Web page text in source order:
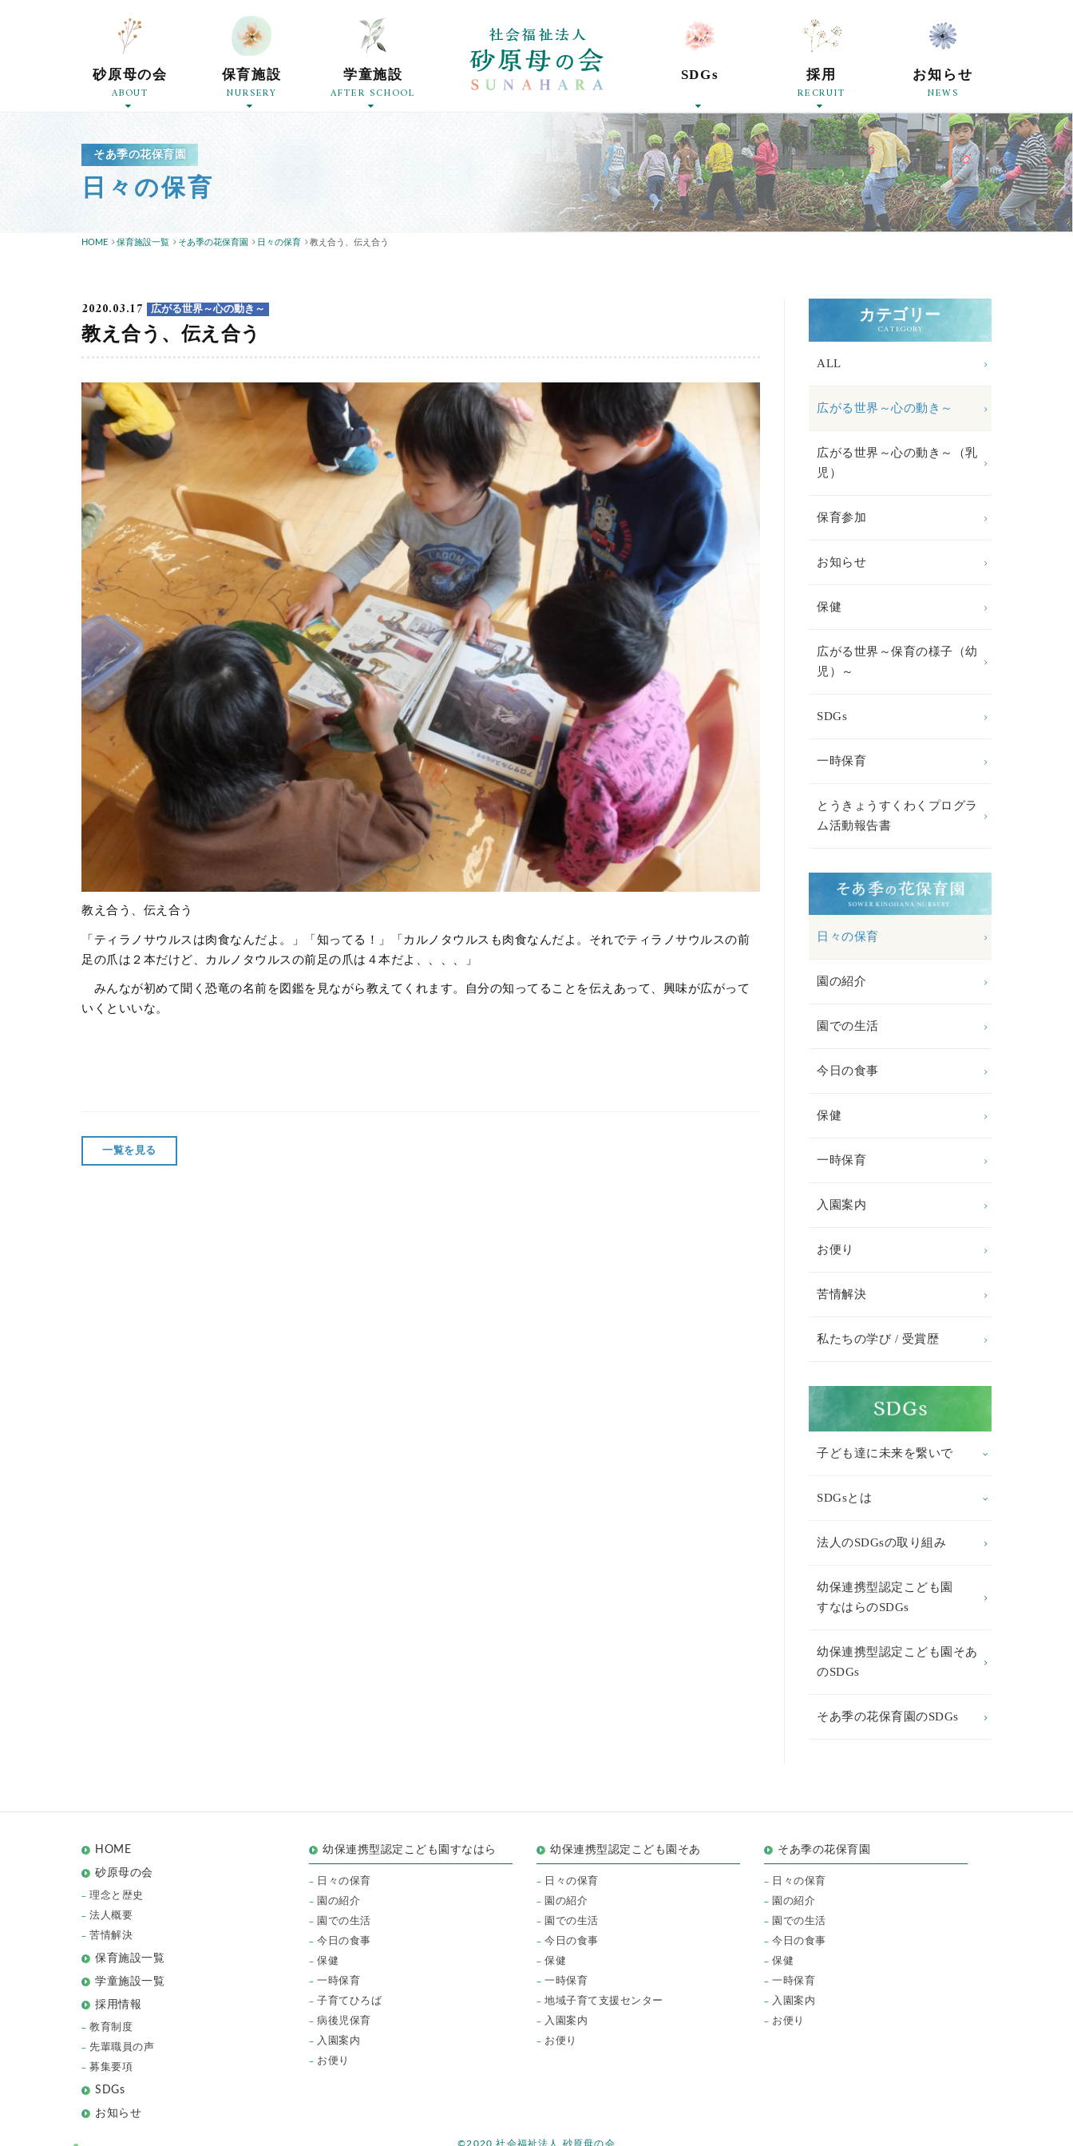
社会福祉法人砂原母の会
砂原母の会
ABOUT
保育施設
NURSERY
学童施設
AFTER SCHOOL
SDGs 採用
RECRUIT
お知らせ
NEWS
そあ季の花保育園
日々の保育
HOME 保育施設一覧 そあ季の花保育園 日々の保育 教え合う、伝え合う
カテゴリー
CATEGORY
ALL
広がる世界～心の動き～
広がる世界～心の動き～（乳
児）
保育参加
お知らせ
保健
広がる世界～保育の様子（幼
児）～
SDGs
一時保育
とうきょうすくわくプログラ
ム活動報告書
日々の保育
園の紹介
園での生活
今日の食事
保健
一時保育
入園案内
お便り
苦情解決
私たちの学び / 受賞歴
子ども達に未来を繋いで
SDGsとは
法人のSDGsの取り組み
幼保連携型認定こども園
すなはらのSDGs
幼保連携型認定こども園そあ
のSDGs
そあ季の花保育園のSDGs
2020.03.17 広がる世界～心の動き～
教え合う、伝え合う
教え合う、伝え合う
「ティラノサウルスは肉食なんだよ。」「知ってる！」「カルノタウルスも肉食なんだよ。それでティラノサウルスの前
足の爪は２本だけど、カルノタウルスの前足の爪は４本だよ、、、、」
みんなが初めて聞く恐竜の名前を図鑑を見ながら教えてくれます。自分の知ってることを伝えあって、興味が広がって
いくといいな。
一覧を見る
HOME
砂原母の会
理念と歴史
法人概要
苦情解決
保育施設一覧
学童施設一覧
採用情報
教育制度
先輩職員の声
募集要項
SDGs
お知らせ
幼保連携型認定こども園すなはら
日々の保育
園の紹介
園での生活
今日の食事
保健
一時保育
子育てひろば
病後児保育
入園案内
お便り
幼保連携型認定こども園そあ
日々の保育
園の紹介
園での生活
今日の食事
保健
一時保育
地域子育て支援センター
入園案内
お便り
そあ季の花保育園
日々の保育
園の紹介
園での生活
今日の食事
保健
一時保育
入園案内
お便り
©2020 社会福祉法人 砂原母の会